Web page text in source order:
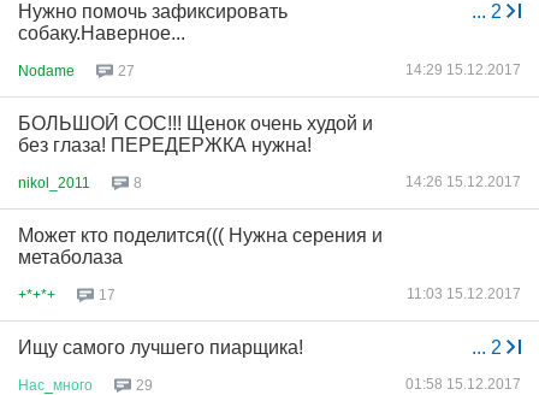
... 2
Нужно помочь зафиксировать
собаку.Наверное...
Nodame 27 14:29 15.12.2017
БОЛЬШОЙ СОС!!! Щенок очень худой и
без глаза! ПЕРЕДЕРЖКА нужна!
nikol_2011 8 14:26 15.12.2017
Может кто поделится((( Нужна серения и
метаболаза
+*+*+ 17 11:03 15.12.2017
... 2
Ищу самого лучшего пиарщика!
Нас много 29 01:58 15.12.2017